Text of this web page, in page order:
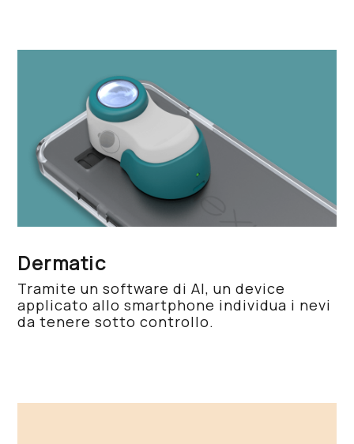
Dermatic
Tramite un software di AI, un device
applicato allo smartphone individua i nevi
da tenere sotto controllo.